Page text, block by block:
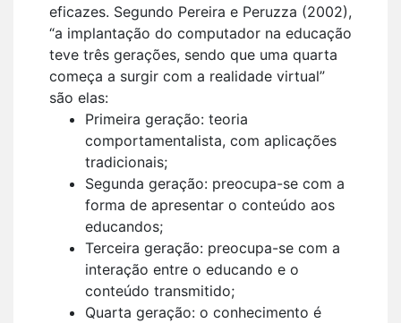
eficazes. Segundo Pereira e Peruzza (2002),
“a implantação do computador na educação
teve três gerações, sendo que uma quarta
começa a surgir com a realidade virtual”
são elas:
Primeira geração: teoria
comportamentalista, com aplicações
tradicionais;
Segunda geração: preocupa-se com a
forma de apresentar o conteúdo aos
educandos;
Terceira geração: preocupa-se com a
interação entre o educando e o
conteúdo transmitido;
Quarta geração: o conhecimento é